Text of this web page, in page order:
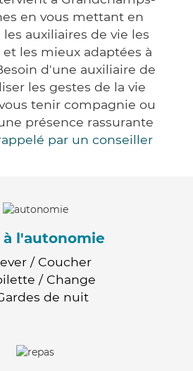
en vous mettant en
auxiliaires de vie les
les mieux adaptées à
d'une auxiliaire de
les gestes de la vie
tenir compagnie ou
présence rassurante
par un conseiller
à l'autonomie
/ Coucher
/ Change
de nuit